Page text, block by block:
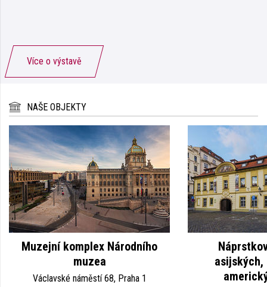
Více o výstavě
NAŠE OBJEKTY
Muzejní komplex Národního
muzea
Václavské náměstí 68, Praha 1